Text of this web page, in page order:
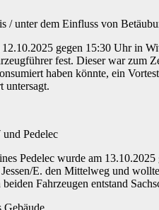
/ unter dem Einfluss von
gegen 15:30 Uhr in
fest. Dieser war zum
haben könnte, ein
untersagt.
Pedelec
Pedelec wurde am
E. den Mittelweg und
Fahrzeugen entstand